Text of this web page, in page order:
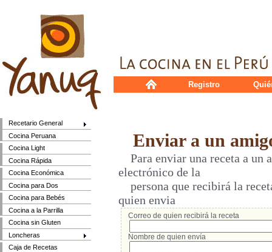
Recetario General
Cocina Peruana
Cocina Light
Cocina Rápida
Cocina Económica
Cocina para Dos
Cocina para Bebés
Cocina a la Parrilla
Cocina sin Gluten
Loncheras
Caja de Recetas
Registro
Enviar a un
Para enviar una receta a un
electrónico de la
persona que recibirá la
quien envia
Correo de quien recibirá la receta
Nombre de quien envía